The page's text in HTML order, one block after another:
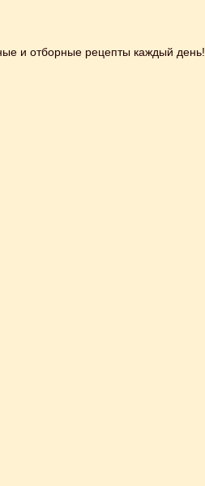
и отборные рецепты каждый день!